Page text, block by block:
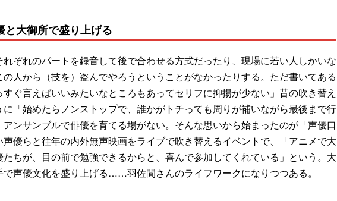
と大御所で盛り上げる
ぞれのパートを録音して後で合わせる方式だったり、現場に若い人しかいな
の人から（技を）盗んでやろうということがなかったりする。ただ書いてある
すぐ言えばいいみたいなところもあってセリフに抑揚が少ない」昔の吹き替え
に「始めたらノンストップで、誰かがトチっても周りが補いながら最後まで行
アンサンブルで俳優を育てる場がない。そんな思いから始まったのが「声優口
声優らと往年の内外無声映画をライブで吹き替えるイベントで、「アニメで大
たちが、目の前で勉強できるからと、喜んで参加してくれている」という。大
で声優文化を盛り上げる……羽佐間さんのライフワークになりつつある。